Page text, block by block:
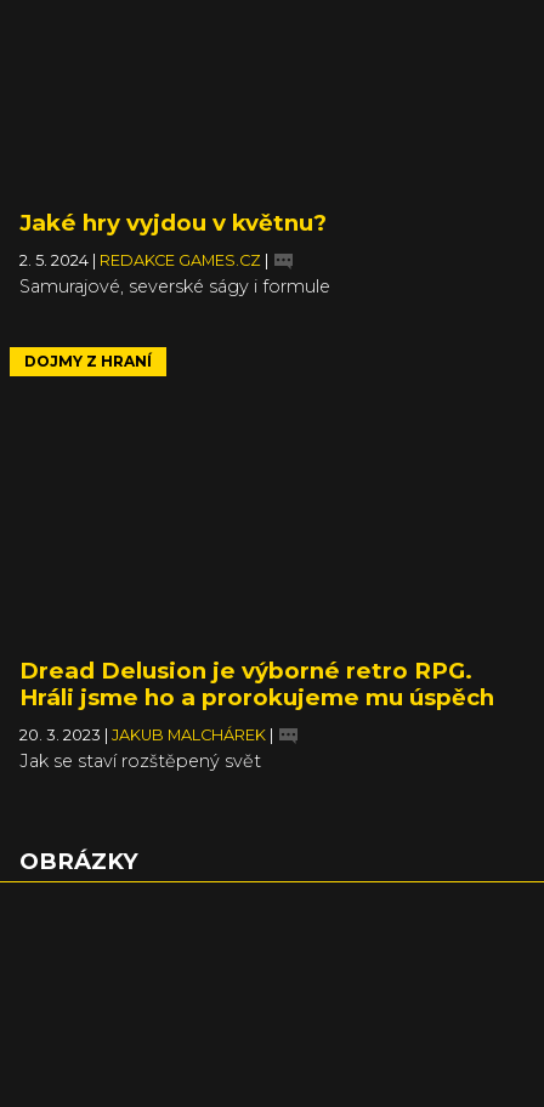
Jaké hry vyjdou v květnu?
2. 5. 2024 | REDAKCE GAMES.CZ |
Samurajové, severské ságy i formule
DOJMY Z HRANÍ
Dread Delusion je výborné retro RPG.
Hráli jsme ho a prorokujeme mu úspěch
20. 3. 2023 | JAKUB MALCHÁREK |
Jak se staví rozštěpený svět
OBRÁZKY